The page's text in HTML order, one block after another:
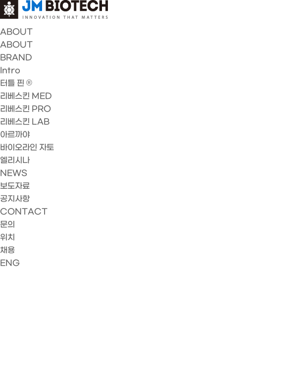
ABOUT
ABOUT
BRAND
Intro
터틀 핀 ®
리베스킨 MED
리베스킨 PRO
리베스킨 LAB
아르까야
바이오라인 자토
엘리시나
NEWS
보도자료
공지사항
CONTACT
문의
위치
채용
ENG